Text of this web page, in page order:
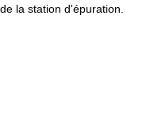
la station d'épuration.